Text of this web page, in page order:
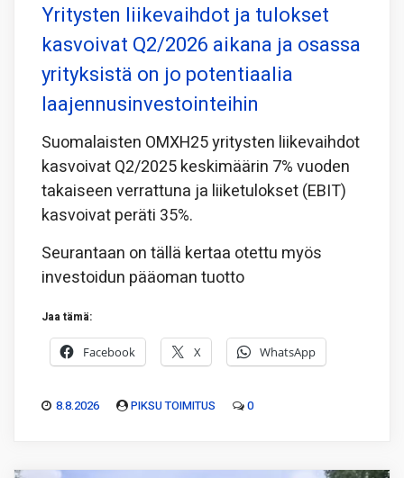
Yritysten liikevaihdot ja tulokset
kasvoivat Q2/2026 aikana ja osassa
yrityksistä on jo potentiaalia
laajennusinvestointeihin
Suomalaisten OMXH25 yritysten liikevaihdot
kasvoivat Q2/2025 keskimäärin 7% vuoden
takaiseen verrattuna ja liiketulokset (EBIT)
kasvoivat peräti 35%.
Seurantaan on tällä kertaa otettu myös
investoidun pääoman tuotto
Jaa tämä:
Facebook X WhatsApp
8.8.2026 PIKSU TOIMITUS 0